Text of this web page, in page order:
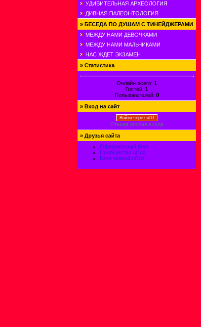
УДИВИТЕЛЬНАЯ АРХЕОЛОГИЯ
ДИВНАЯ ПАЛЕОНТОЛОГИЯ
» БЕСЕДА ПО ДУШАМ С ТИНЕЙДЖЕРАМИ
МЕЖДУ НАМИ ДЕВОЧКАМИ
МЕЖДУ НАМИ МАЛЬЧИКАМИ
НАС ЖДЕТ ЭКЗАМЕН
» Статистика
Онлайн всего: 1
Гостей: 1
Пользователей: 0
» Вход на сайт
Войти через uID
Старая форма входа
» Друзья сайта
Официальный блог
Сообщество uCoz
База знаний uCoz